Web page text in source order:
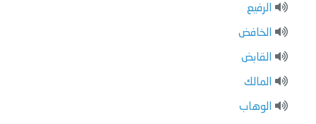
الرفيع
الخافض
القابض
المالك
الوهاب